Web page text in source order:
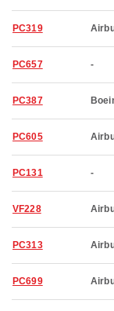
PC319
PC657 -
PC387
PC605
PC131 -
VF228
PC313
PC699